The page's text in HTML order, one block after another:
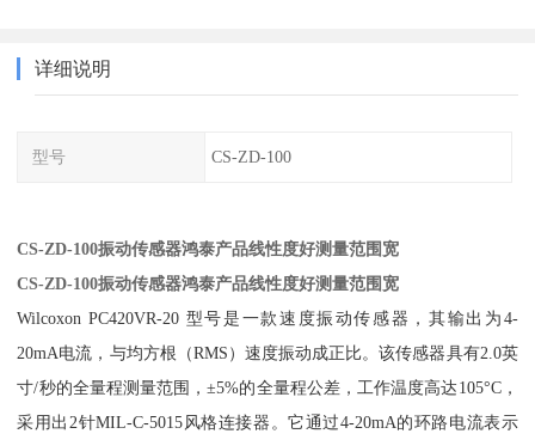
详细说明
型号 CS-ZD-100
CS-ZD-100振动传感器鸿泰产品线性度好测量范围宽
CS-ZD-100振动传感器鸿泰产品线性度好测量范围宽
Wilcoxon PC420VR-20 型号是一款速度振动传感器，其输出为4-
20mA电流，与均方根（RMS）速度振动成正比。该传感器具有2.0英
寸/秒的全量程测量范围，±5%的全量程公差，工作温度高达105°C，
采用出2针MIL-C-5015风格连接器。它通过4-20mA的环路电流表示